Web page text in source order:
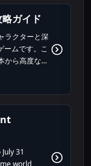
ガイド
ラクターと深
ームです。こ
から高度な戦
提供しま
31
world